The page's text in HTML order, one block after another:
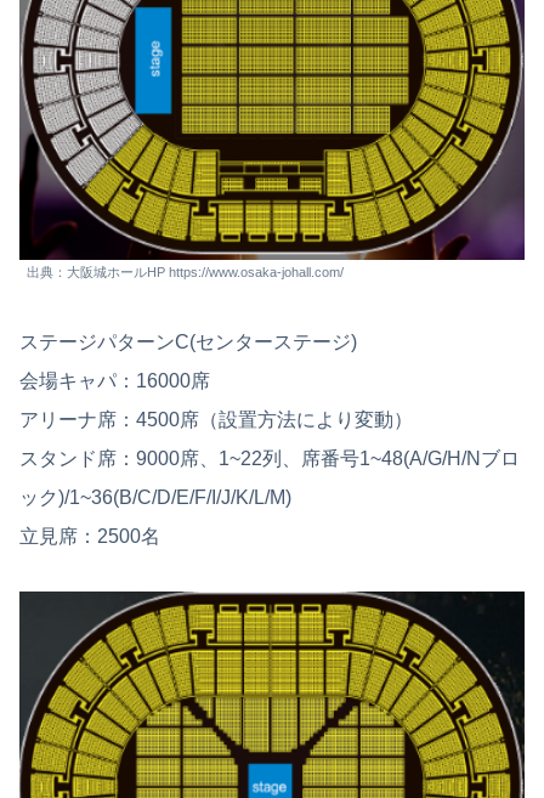
出典：大阪城ホールHP https://www.osaka-johall.com/
ステージパターンC(センターステージ)
会場キャパ：16000席
アリーナ席：4500席（設置方法により変動）
スタンド席：9000席、1~22列、席番号1~48(A/G/H/Nブロ
ック)/1~36(B/C/D/E/F/I/J/K/L/M)
立見席：2500名